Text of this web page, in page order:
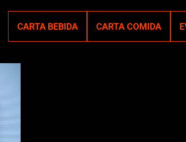
CARTA BEBIDA CARTA COMIDA